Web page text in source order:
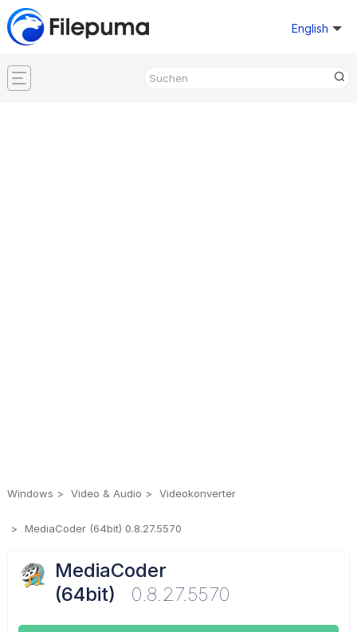
English
Windows Video & Audio Videokonverter
MediaCoder (64bit) 0.8.27.5570
MediaCoder
(64bit)
0.8.27.5570